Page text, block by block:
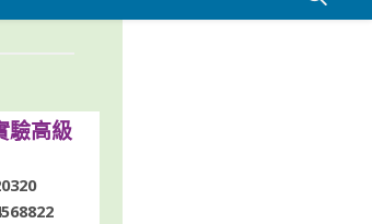
驗高級